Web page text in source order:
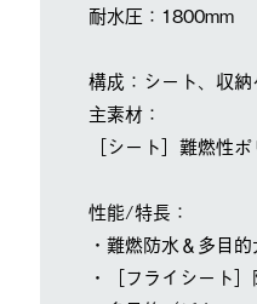
耐水圧：1800mm
構成：シート、収納
主素材：
［シート］難燃性
性能/特長：
・難燃防水＆多目
・［フライシート